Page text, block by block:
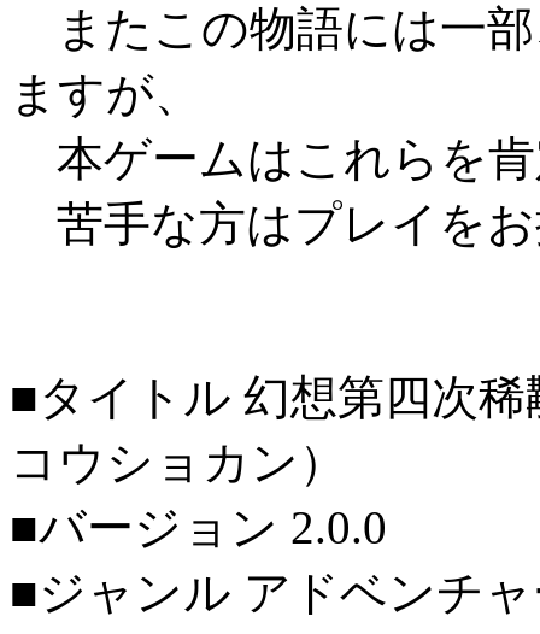
またこの物語には一
ますが、
本ゲームはこれらを
苦手な方はプレイを
■タイトル 幻想第四次
コウショカン）
■バージョン 2.0.0
■ジャンル アドベンチ